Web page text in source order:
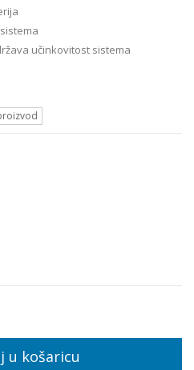
učinkovitost sistema
u košaricu